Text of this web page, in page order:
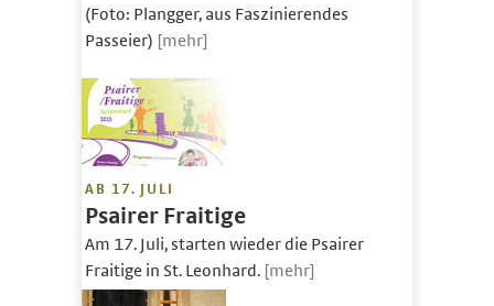
(Foto: Plangger, aus Faszinierendes
Passeier) [mehr]
AB 17. JULI
Psairer Fraitige
Am 17. Juli, starten wieder die Psairer
Fraitige in St. Leonhard. [mehr]